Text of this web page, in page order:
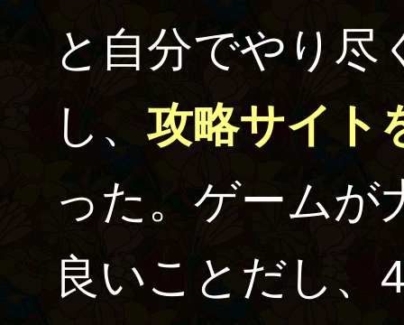
と自分でやり尽
し、 攻略サイト
った。ゲームが
良いことだし、